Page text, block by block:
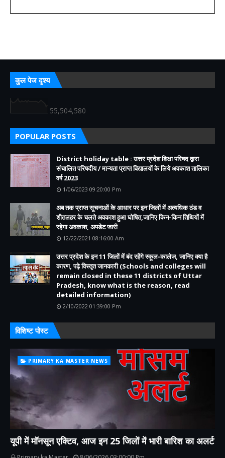
कुल पेज दृश्य
55,504,580
POPULAR POSTS
District holiday table : उत्तर प्रदेश शिक्षा परिषद द्वारा
संचालित परिषदीय / मान्यता प्राप्त विद्यालयों के लिये अवकाश तालिका
वर्ष 2023
1/06/2023 09:20:00 Pm
अब तक प्राप्त सूचनाओं के आधार पर इन जिलों में अत्यधिक ठंड व
शीतलहर के चलते अवकाश हुआ घोषित,जानिए किन-किन तिथियों में
रहेगा अवकाश, अपडेट जारी
12/22/2021 08:16:00 Am
उत्तर प्रदेश के इन 11 जिलों में बंद रहेंगे स्कूल-कालेज, जानिए क्या है
कारण, पढ़े विस्तृत जानकारी (Schools and colleges will
remain closed in these 11 districts of Uttar
Pradesh, know what is the reason, read
detailed information)
2/10/2022 01:39:00 Pm
विशिष्ट पोस्ट
PRIMARY KA MASTER NEWS
यूपी में मॉनसून एक्टिव, आज इन 25 जिलों में भारी बारिश का अलर्ट